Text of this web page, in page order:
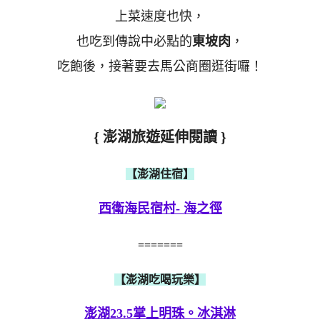
上菜速度也快，
也吃到傳說中必點的東坡肉 ，
吃飽後，接著要去馬公商圈逛街囉！
{ 澎湖旅遊延伸閱讀 }
【澎湖住宿】
西衛海民宿村- 海之徑
=======
【澎湖吃喝玩樂】
澎湖23.5掌上明珠。冰淇淋